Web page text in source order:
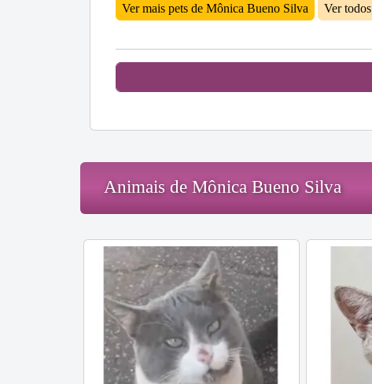
Ver mais pets de Mônica Bueno Silva Ver todos
Animais de Mônica Bueno Silva